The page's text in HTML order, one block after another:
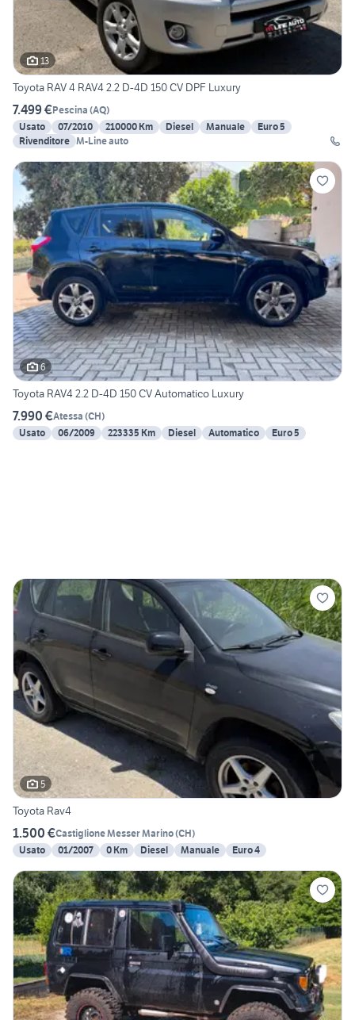
13
Toyota RAV 4 RAV4 2.2 D-4D 150 CV DPF Luxury
7.499 €Pescina (AQ)
Usato
07/2010 210000 Km Diesel Manuale
Euro 5
Rivenditore M-Line auto
6
Toyota RAV4 2.2 D-4D 150 CV Automatico Luxury
7.990 €Atessa (CH)
Usato
06/2009 223335 Km Diesel Automatico Euro 5
5
Toyota Rav4
1.500 €Castiglione Messer Marino(CH)
Usato
01/2007 0 Km Diesel Manuale Euro 4